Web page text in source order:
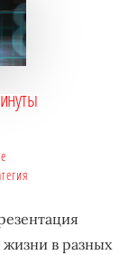
жизни в разных